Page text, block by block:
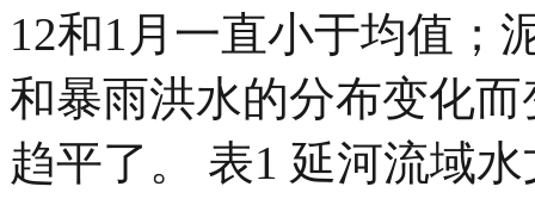
12和1月一直小于均值；
和暴雨洪水的分布变化
趋平了。 表1 延河流域